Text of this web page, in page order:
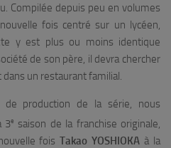
Compilée depuis peu en volumes
fois centré sur un lycéen,
y est plus ou moins identique
de son père, il devra chercher
un restaurant familial.
de production de la série, nous
3e
saison de la franchise originale,
foisTakao YOSHIOKA à la